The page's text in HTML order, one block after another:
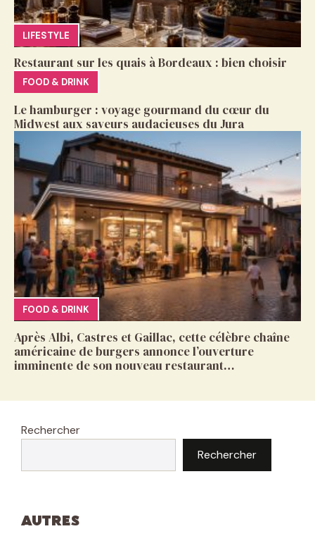
LIFESTYLE
Restaurant sur les quais à Bordeaux : bien choisir
FOOD & DRINK
Le hamburger : voyage gourmand du cœur du
Midwest aux saveurs audacieuses du Jura
FOOD & DRINK
Après Albi, Castres et Gaillac, cette célèbre chaîne
américaine de burgers annonce l’ouverture
imminente de son nouveau restaurant…
Rechercher
Rechercher
Autres